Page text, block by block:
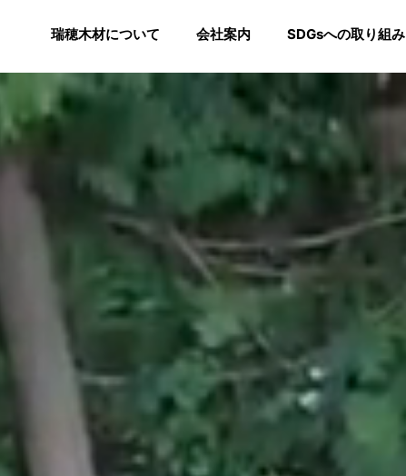
瑞穂木材について 会社案内 SDGsへの取り組み